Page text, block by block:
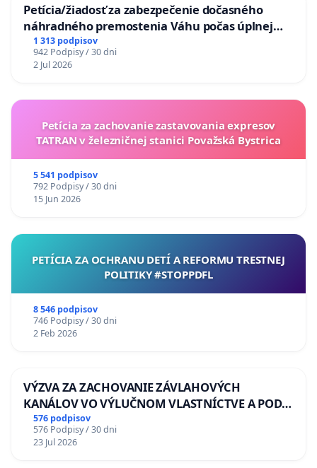
Petícia/žiadosť za zabezpečenie dočasného
náhradného premostenia Váhu počas úplnej
uzávery Vážskeho mosta v Komárne
1 313 podpisov
942 Podpisy / 30 dni
2 Jul 2026
Petícia za zachovanie zastavovania expresov
TATRAN v železničnej stanici Považská Bystrica
5 541 podpisov
792 Podpisy / 30 dni
15 Jun 2026
PETÍCIA ZA OCHRANU DETÍ A REFORMU TRESTNEJ
POLITIKY #STOPPDFL
8 546 podpisov
746 Podpisy / 30 dni
2 Feb 2026
VÝZVA ZA ZACHOVANIE ZÁVLAHOVÝCH
KANÁLOV VO VÝLUČNOM VLASTNÍCTVE A POD
KONTROLOU SLOVENSKEJ REPUBLIKY & žiadosť
na riešenie zanedbaného stavu závlahových a
odvodňovacích kanálov na Slovensku
576 podpisov
576 Podpisy / 30 dni
23 Jul 2026